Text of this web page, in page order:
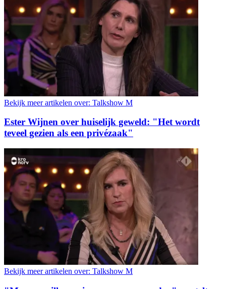
Bekijk meer artikelen over: Talkshow M
Ester Wijnen over huiselijk geweld: "Het wordt
teveel gezien als een privézaak"
Bekijk meer artikelen over: Talkshow M